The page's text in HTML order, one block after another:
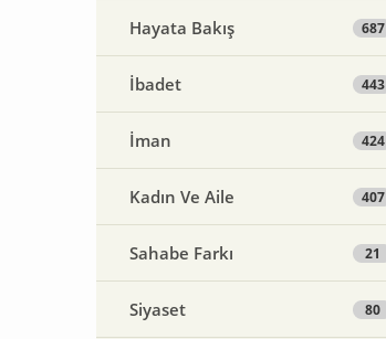
Hayata Bakış 687
İbadet 443
İman 424
Kadın Ve Aile 407
Sahabe Farkı 21
Siyaset 80